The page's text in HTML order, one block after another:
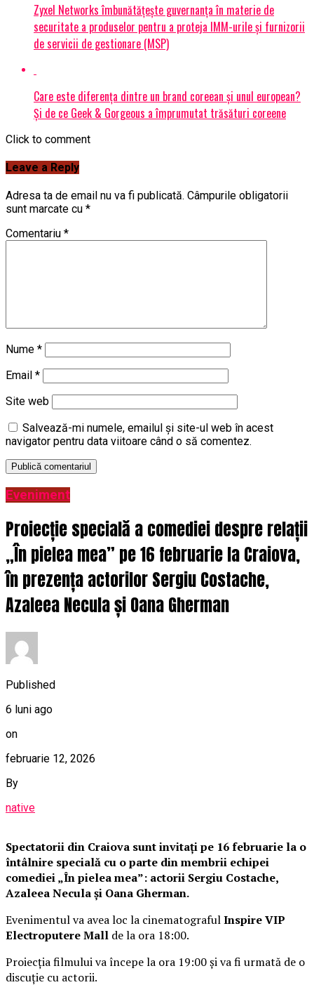
Zyxel Networks îmbunătățește guvernanța în materie de
securitate a produselor pentru a proteja IMM-urile și furnizorii
de servicii de gestionare (MSP)
Care este diferența dintre un brand coreean și unul european?
Și de ce Geek & Gorgeous a împrumutat trăsături coreene
Click to comment
Leave a Reply
Adresa ta de email nu va fi publicată. Câmpurile obligatorii
sunt marcate cu *
Comentariu *
Nume *
Email *
Site web
Salvează-mi numele, emailul și site-ul web în acest
navigator pentru data viitoare când o să comentez.
Eveniment
Proiecție specială a comediei despre relații
„În pielea mea” pe 16 februarie la Craiova,
în prezența actorilor Sergiu Costache,
Azaleea Necula și Oana Gherman
Published
6 luni ago
on
februarie 12, 2026
By
native
Spectatorii din Craiova sunt invitați pe 16 februarie la o
întâlnire specială cu o parte din membrii echipei
comediei „În pielea mea”: actorii Sergiu Costache,
Azaleea Necula și Oana Gherman.
Evenimentul va avea loc la cinematografulInspire VIP
Electroputere Mall de la ora 18:00.
Proiecția filmului va începe la ora 19:00 și va fi urmată de o
discuție cu actorii.